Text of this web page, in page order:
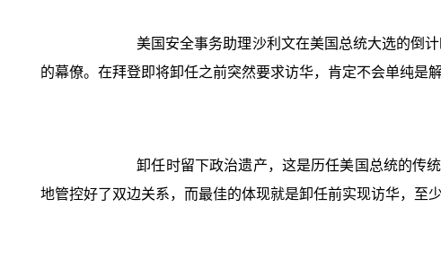
美国安全事务助理沙利文在美国总统大选的倒
的幕僚。在拜登即将卸任之前突然要求访华，肯定不会单纯是
卸任时留下政治遗产，这是历任美国总统的传
地管控好了双边关系，而最佳的体现就是卸任前实现访华，至